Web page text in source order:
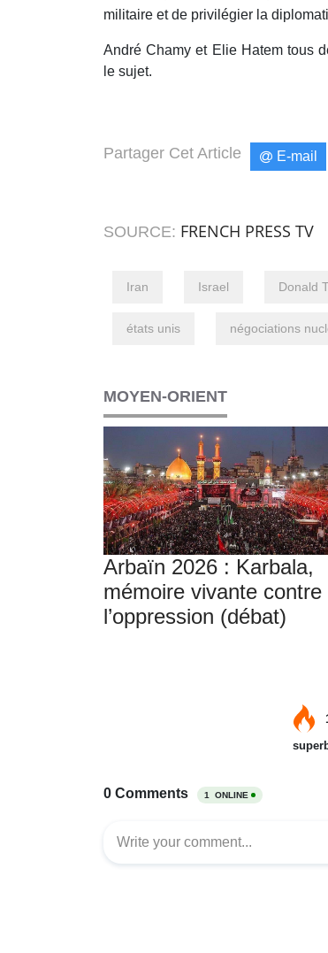
militaire et de privilégier la
André Chamy et Elie Hatem tous
le sujet.
Partager Cet Article E-mail
SOURCE: FRENCH PRESS TV
Iran Israel Donald
états unis négociations
MOYEN-ORIENT
Arbaïn 2026 : Karbala,
mémoire vivante contre
l’oppression (débat)